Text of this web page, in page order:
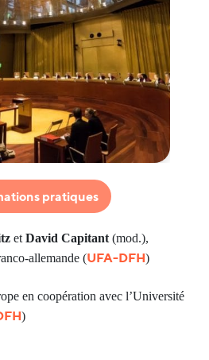
pratiques
et David Capitant (mod.),
allemande (UFA-DFH)
en coopération avec l’Université
)